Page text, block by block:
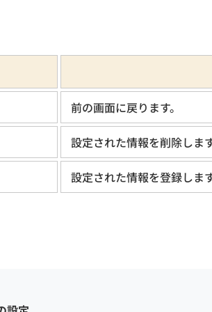
前の画面に戻ります。
設定された情報を削除しま
設定された情報を登録しま